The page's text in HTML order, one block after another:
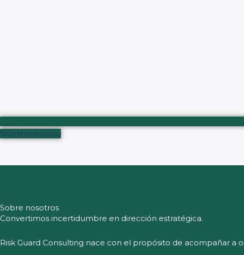
Nuestro equipo
Sobre nosotros
Convertimos incertidumbre en dirección estratégica.
Risk Guard Consulting nace con el propósito de acompañar